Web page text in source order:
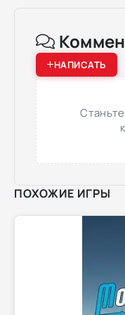
НАПИСАТЬ
ПОХОЖИЕ ИГРЫ